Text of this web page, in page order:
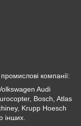
компанії:
Audi
Bosch, Atlas
Krupp Hoesch
інших.